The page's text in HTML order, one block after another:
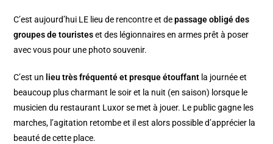
C’est aujourd’hui LE lieu de rencontre et depassage obligé des
groupes de touristeset des légionnaires en armes prêt à poser
avec vous pour une photo souvenir.
C’est un lieu très fréquenté et presque étouffant la journée et
beaucoup plus charmant le soir et la nuit (en saison) lorsque le
musicien du restaurant Luxor se met à jouer. Le public gagne les
marches, l’agitation retombe et il est alors possible d’apprécier la
beauté de cette place.